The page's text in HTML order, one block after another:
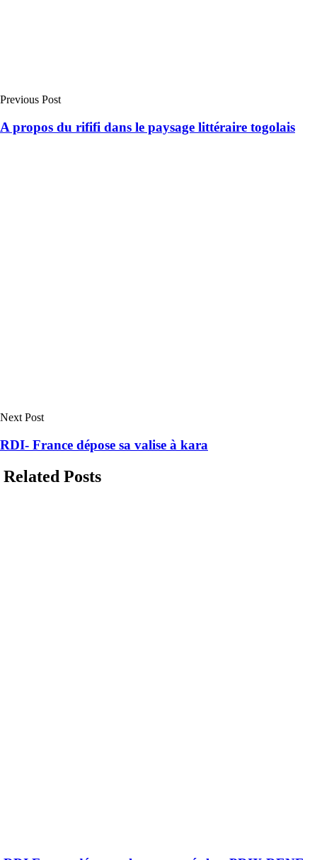
Previous Post
A propos du rififi dans le paysage littéraire togolais
Next Post
RDI- France dépose sa valise à kara
Related Posts